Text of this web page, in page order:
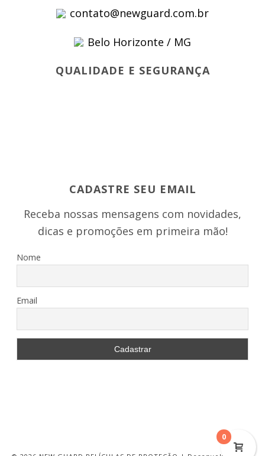
contato@newguard.com.br
Belo Horizonte / MG
QUALIDADE E SEGURANÇA
CADASTRE SEU EMAIL
Receba nossas mensagens com novidades,
dicas e promoções em primeira mão!
Nome
Email
0